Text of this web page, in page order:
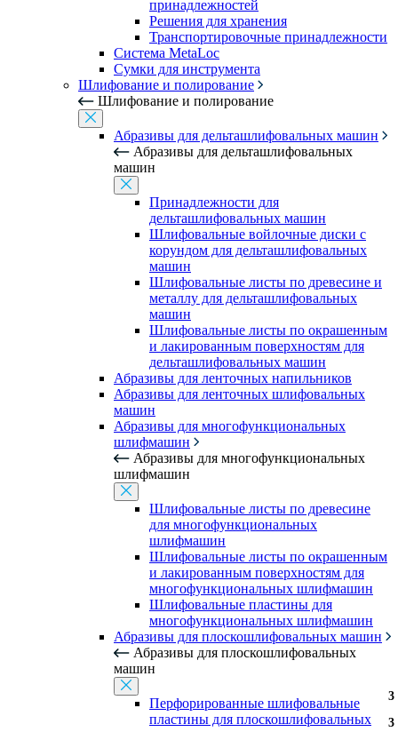
принадлежностей
Решения для хранения
Транспортировочные принадлежности
Система MetaLoc
Сумки для инструмента
Шлифование и полирование
Шлифование и полирование
Абразивы для дельташлифовальных машин
Абразивы для дельташлифовальных
машин
Принадлежности для
дельташлифовальных машин
Шлифовальные войлочные диски с
корундом для дельташлифовальных
машин
Шлифовальные листы по древесине и
металлу для дельташлифовальных
машин
Шлифовальные листы по окрашенным
и лакированным поверхностям для
дельташлифовальных машин
Абразивы для ленточных напильников
Абразивы для ленточных шлифовальных
машин
Абразивы для многофункциональных
шлифмашин
Абразивы для многофункциональных
шлифмашин
Шлифовальные листы по древесине
для многофункциональных
шлифмашин
Шлифовальные листы по окрашенным
и лакированным поверхностям для
многофункциональных шлифмашин
Шлифовальные пластины для
многофункциональных шлифмашин
Абразивы для плоскошлифовальных машин
Абразивы для плоскошлифовальных
машин
Перфорированные шлифовальные
пластины для плоскошлифовальных
3
3
3
3